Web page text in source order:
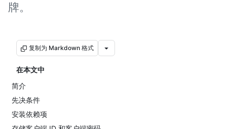
牌。
复制为 Markdown 格式
在本文中
简介
先决条件
安装依赖项